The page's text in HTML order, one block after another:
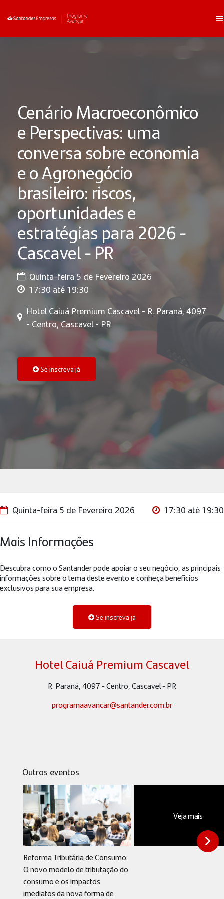
Cenário Macroeconômico
e Perspectivas: uma
conversa sobre economia
e o Agronegócio
brasileiro: riscos,
oportunidades e
estratégias para 2026 -
Cascavel - PR
Quinta-feira 5 de Fevereiro 2026
17:30 até 19:30
Hotel Caiuá Premium Cascavel - R. Paraná, 4097
- Centro, Cascavel - PR
Se inscreva já
Quinta-feira 5 de Fevereiro 2026 17:30 até 19:30
Mais Informações
Descubra como o Santander pode apoiar o seu negócio, as principais
informações sobre o tema deste evento e conheça benefícios
exclusivos para sua empresa.
Se inscreva já
Hotel Caiuá Premium Cascavel
R. Paraná, 4097 - Centro, Cascavel - PR
programaavancar@santander.com.br
Outros eventos
Reforma Tributária de Consumo:
O novo modelo de tributação do
consumo e os impactos
imediatos da nova forma de
Veja mais